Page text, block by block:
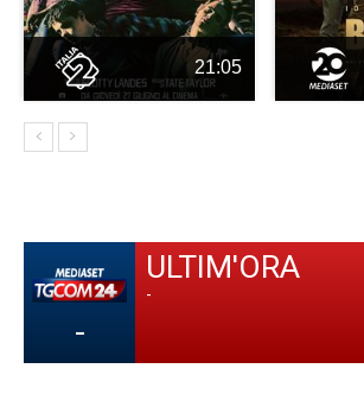
21:05
-
ULTIM'ORA
-